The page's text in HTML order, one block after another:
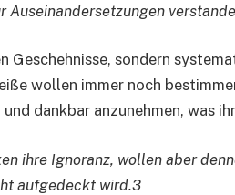
Auseinandersetzungen
Geschehnisse, sondern
wollen immer noch
dankbar anzunehmen, was
ihre Ignoranz, wollen aber
aufgedeckt wird.3